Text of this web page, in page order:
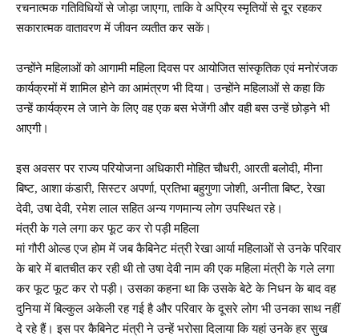
रचनात्मक गतिविधियों से जोड़ा जाएगा, ताकि वे अप्रिय स्मृतियों से दूर रहकर
सकारात्मक वातावरण में जीवन व्यतीत कर सकें।
उन्होंने महिलाओं को आगामी महिला दिवस पर आयोजित सांस्कृतिक एवं मनोरंजक
कार्यक्रमों में शामिल होने का आमंत्रण भी दिया। उन्होंने महिलाओं से कहा कि
उन्हें कार्यक्रम ले जाने के लिए वह एक बस भेजेंगी और वही बस उन्हें छोड़ने भी
आएगी।
इस अवसर पर राज्य परियोजना अधिकारी मोहित चौधरी, आरती बलोदी, मीना
बिष्ट, आशा कंडारी, सिस्टर अपर्णा, प्रतिभा बहुगुणा जोशी, अनीता बिष्ट, रेखा
देवी, उषा देवी, रमेश लाल सहित अन्य गणमान्य लोग उपस्थित रहे।
मंत्री के गले लगा कर फूट कर रो पड़ी महिला
मां गौरी ओल्ड एज होम में जब कैबिनेट मंत्री रेखा आर्या महिलाओं से उनके परिवार
के बारे में बातचीत कर रही थी तो उषा देवी नाम की एक महिला मंत्री के गले लगा
कर फूट फूट कर रो पड़ी। उसका कहना था कि उसके बेटे के निधन के बाद वह
दुनिया में बिल्कुल अकेली रह गई है और परिवार के दूसरे लोग भी उनका साथ नहीं
दे रहे हैं। इस पर कैबिनेट मंत्री ने उन्हें भरोसा दिलाया कि यहां उनके हर सुख